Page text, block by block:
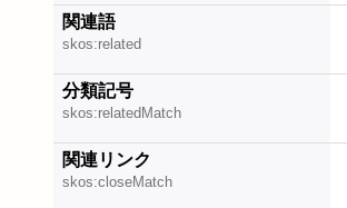
関連語
skos:related
分類記号
skos:relatedMatch
関連リンク
skos:closeMatch